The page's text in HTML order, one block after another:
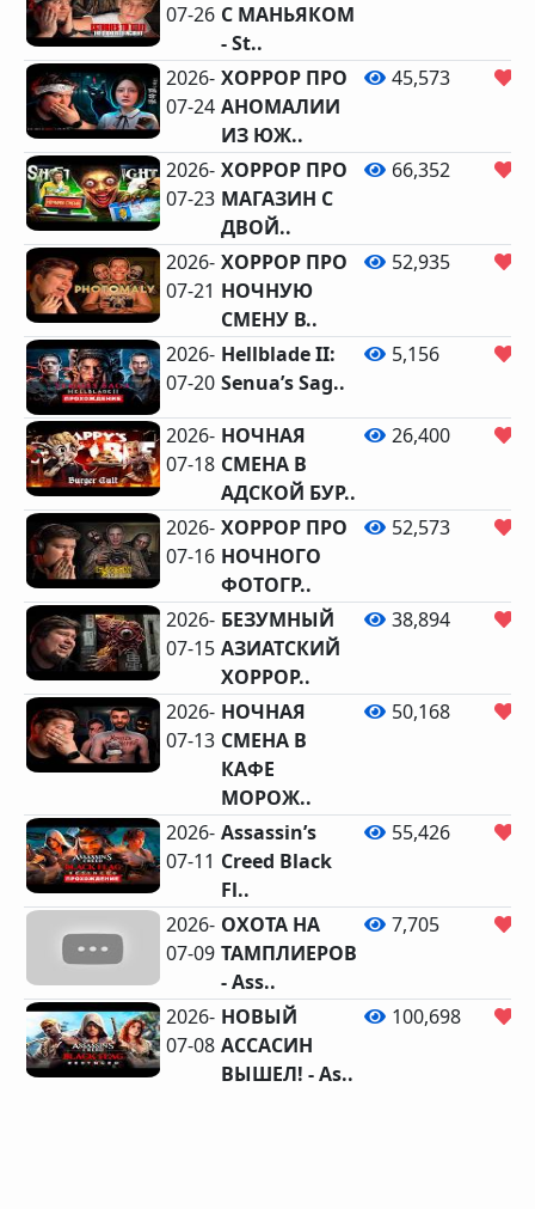
07-26 С МАНЬЯКОМ
- St..
2026-
07-24
ХОРРОР ПРО
АНОМАЛИИ
ИЗ ЮЖ..
45,573
2026-
07-23
ХОРРОР ПРО
МАГАЗИН С
ДВОЙ..
66,352
2026-
07-21
ХОРРОР ПРО
НОЧНУЮ
СМЕНУ В..
52,935
2026-
07-20
Hellblade II:
Senua’s Sag..
5,156
2026-
07-18
НОЧНАЯ
СМЕНА В
АДСКОЙ БУР..
26,400
2026-
07-16
ХОРРОР ПРО
НОЧНОГО
ФОТОГР..
52,573
2026-
07-15
БЕЗУМНЫЙ
АЗИАТСКИЙ
ХОРРОР..
38,894
2026-
07-13
НОЧНАЯ
СМЕНА В
КАФЕ
МОРОЖ..
50,168
2026-
07-11
Assassin’s
Creed Black
Fl..
55,426
2026-
07-09
ОХОТА НА
ТАМПЛИЕРОВ
- Ass..
7,705
2026-
07-08
НОВЫЙ
АССАСИН
ВЫШЕЛ! - As..
100,698